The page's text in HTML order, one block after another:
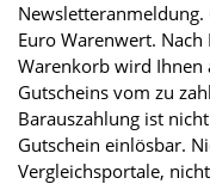
Euro Warenwert. Nach
Warenkorb wird Ihnen
Gutscheins vom zu
Barauszahlung ist
Gutschein einlösbar.
Vergleichsportale,